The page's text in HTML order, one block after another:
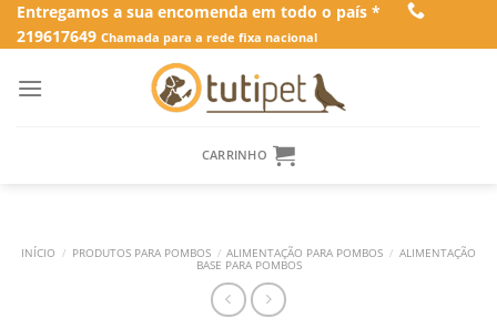
SkipEntregamos a sua encomenda em todo o país *
219617649 Chamada para a rede fixa nacional
CARRINHO
INÍCIO / PRODUTOS PARA POMBOS / ALIMENTAÇÃO PARA POMBOS / ALIMENTAÇÃO
BASE PARA POMBOS